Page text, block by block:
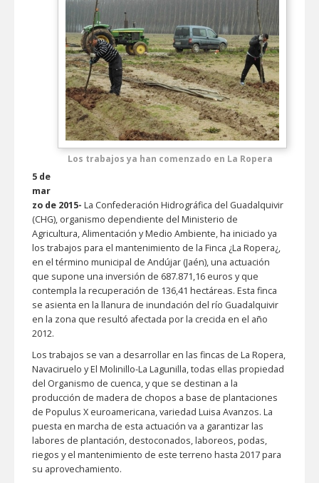
Los trabajos ya han comenzado en La Ropera
5 de
mar
zo de 2015- La Confederación Hidrográfica del Guadalquivir
(CHG), organismo dependiente del Ministerio de
Agricultura, Alimentación y Medio Ambiente, ha iniciado ya
los trabajos para el mantenimiento de la Finca ¿La Ropera¿,
en el término municipal de Andújar (Jaén), una actuación
que supone una inversión de 687.871,16 euros y que
contempla la recuperación de 136,41 hectáreas. Esta finca
se asienta en la llanura de inundación del río Guadalquivir
en la zona que resultó afectada por la crecida en el año
2012.
Los trabajos se van a desarrollar en las fincas de La Ropera,
Navaciruelo y El Molinillo-La Lagunilla, todas ellas propiedad
del Organismo de cuenca, y que se destinan a la
producción de madera de chopos a base de plantaciones
de Populus X euroamericana, variedad Luisa Avanzos. La
puesta en marcha de esta actuación va a garantizar las
labores de plantación, destoconados, laboreos, podas,
riegos y el mantenimiento de este terreno hasta 2017 para
su aprovechamiento.